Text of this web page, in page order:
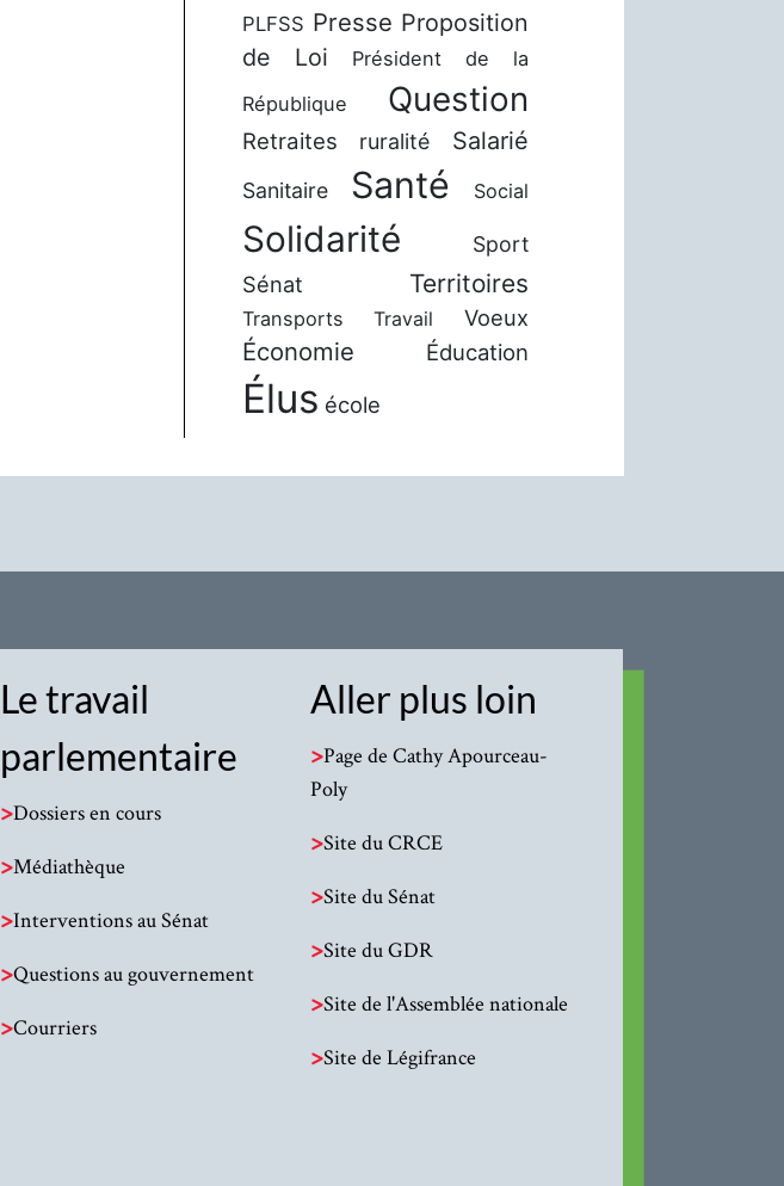
PLFSS Presse Proposition
de Loi
Président de la
République
Question
Retraites ruralité Salarié
Sanitaire Santé Social
Solidarité Sport
Sénat Territoires
Transports Travail Voeux
Économie Éducation
Élus école
Le travail
parlementaire
>Dossiers en cours
>Médiathèque
>Interventions au Sénat
>Questions au gouvernement
>Courriers
Aller plus loin
>Page de Cathy Apourceau-
Poly
>Site du CRCE
>Site du Sénat
>Site du GDR
>Site de l'Assemblée nationale
>Site de Légifrance